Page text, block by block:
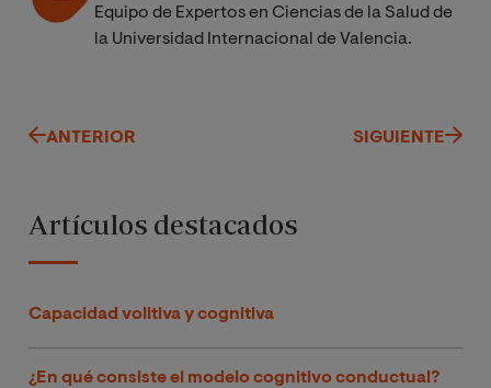
Equipo de Expertos en Ciencias de la Salud de
la Universidad Internacional de Valencia.
ANTERIOR SIGUIENTE
Artículos destacados
Capacidad volitiva y cognitiva
¿En qué consiste el modelo cognitivo conductual?